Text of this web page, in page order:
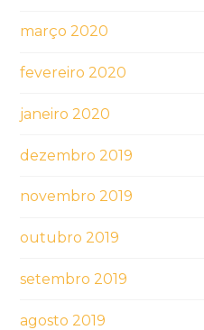
março 2020
fevereiro 2020
janeiro 2020
dezembro 2019
novembro 2019
outubro 2019
setembro 2019
agosto 2019